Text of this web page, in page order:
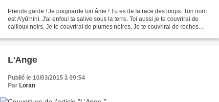
Prends garde ! Je poignarde ton âme ! Tu es de la race des loups. Ton nom
est A'yû'nini. J'ai enfoui ta salive sous la terre. Toi aussi je te couvrirai de
cailloux noirs. Je te couvrirai de plumes noires, Je te couvrirai de roches
L'Ange
Publié le 10/03/2015 à 09:54
Par Loran